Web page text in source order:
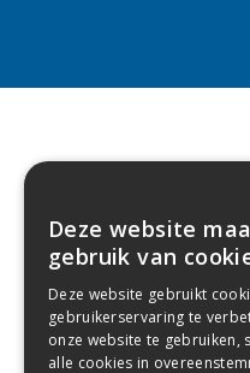
Deze website
gebruik van
Deze website gebruikt
gebruikerservaring te
onze website te gebruiken,
alle cookies in